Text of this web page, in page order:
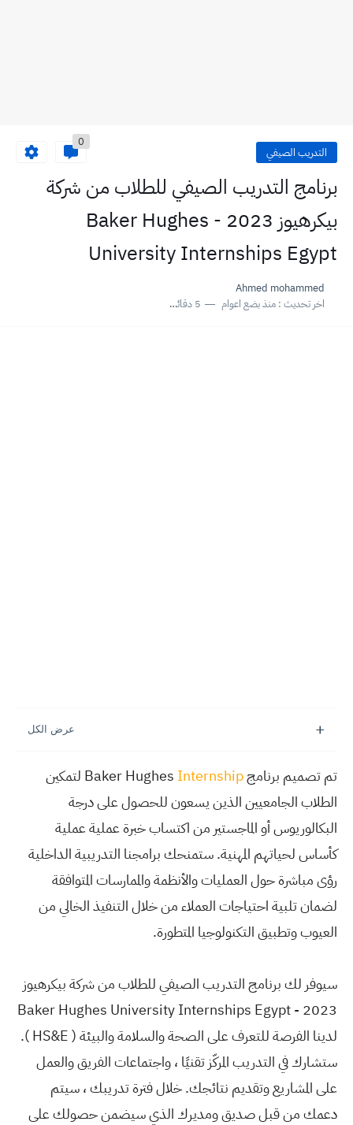
التدريب الصيفي
0
برنامج التدريب الصيفي للطلاب من شركة
بيكرهيوز 2023 - Baker Hughes
University Internships Egypt
Ahmed mohammed
اخر تحديث :منذ بضع اعوام 5 دقائق للقراءة
تم تصميم برنامج Baker HughesInternship
لتمكين
الطلاب الجامعيين الذين يسعون للحصول على درجة
البكالوريوس أو الماجستير من اكتساب خبرة عملية عملية
كأساس لحياتهم المهنية. ستمنحك برامجنا التدريبية الداخلية
رؤى مباشرة حول العمليات والأنظمة والممارسات المتوافقة
لضمان تلبية احتياجات العملاء من خلال التنفيذ الخالي من
العيوب وتطبيق التكنولوجيا المتطورة.
سيوفر لك برنامج التدريب الصيفي للطلاب من شركة بيكرهيوز
2023 - Baker Hughes University Internships Egypt
لدينا الفرصة للتعرف على الصحة والسلامة والبيئة ( HS&E ).
ستشارك في التدريب المركّز تقنيًا ، واجتماعات الفريق والعمل
على المشاريع وتقديم نتائجك. خلال فترة تدريبك ، سيتم
دعمك من قبل صديق ومديرك الذي سيضمن حصولك على